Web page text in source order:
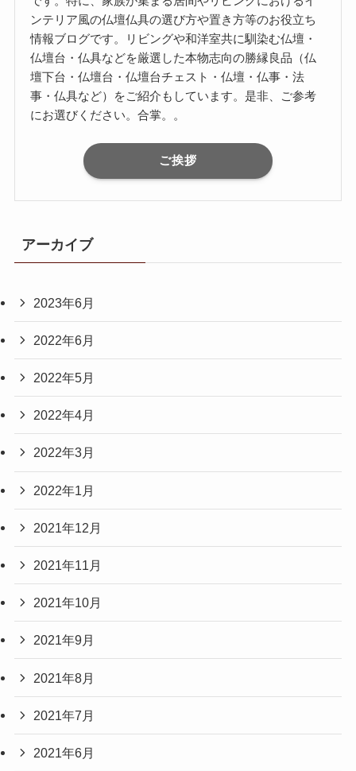
ンテリア風の仏壇仏具の選び方や置き方等のお役立ち
情報ブログです。リビングや和洋室共に馴染む仏壇・
仏壇台・仏具などを厳選した本物志向の勝縁良品（仏
壇下台・仏壇台・仏壇台チェスト・仏壇・仏事・法
事・仏具など）をご紹介もしています。是非、ご参考
にお選びください。合掌。。
ご挨拶
アーカイブ
2023年6月
2022年6月
2022年5月
2022年4月
2022年3月
2022年1月
2021年12月
2021年11月
2021年10月
2021年9月
2021年8月
2021年7月
2021年6月